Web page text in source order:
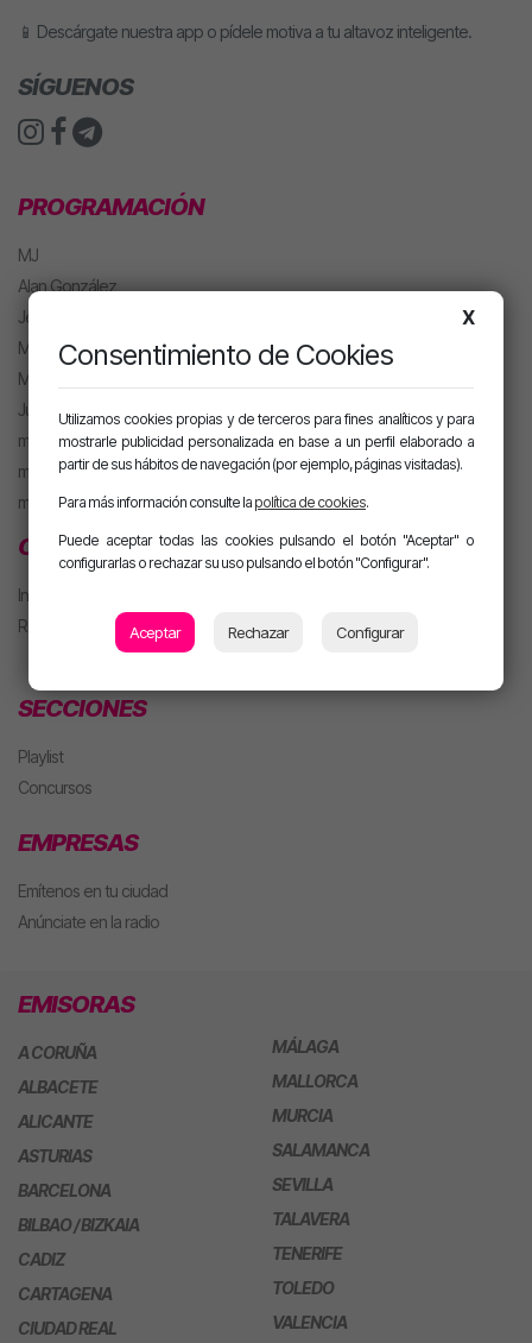
📱 Descárgate nuestra app o pídele motiva a tu altavoz inteligente.
SÍGUENOS
PROGRAMACIÓN
MJ
Alan González
Jesús Sánchez
Mel Pescuezo
Manu Rubio
Juanma Arriaza
motiva HOT
motiva PARTY con Alan
m. PARTY Extended
CLUB MOTIVA
Iniciar sesión
Regístrate
SECCIONES
Playlist
Concursos
EMPRESAS
Emítenos en tu ciudad
Anúnciate en la radio
EMISORAS
A CORUÑA
ALBACETE
ALICANTE
ASTURIAS
BARCELONA
BILBAO / BIZKAIA
CADIZ
CARTAGENA
CIUDAD REAL
MÁLAGA
MALLORCA
MURCIA
SALAMANCA
SEVILLA
TALAVERA
TENERIFE
TOLEDO
VALENCIA
X
Consentimiento de Cookies
Utilizamos cookies propias y de terceros para fines analíticos y para
mostrarle publicidad personalizada en base a un perfil elaborado a
partir de sus hábitos de navegación (por ejemplo, páginas visitadas).
Para más información consulte la política de cookies.
Puede aceptar todas las cookies pulsando el botón "Aceptar" o
configurarlas o rechazar su uso pulsando el botón "Configurar".
Aceptar Rechazar Configurar